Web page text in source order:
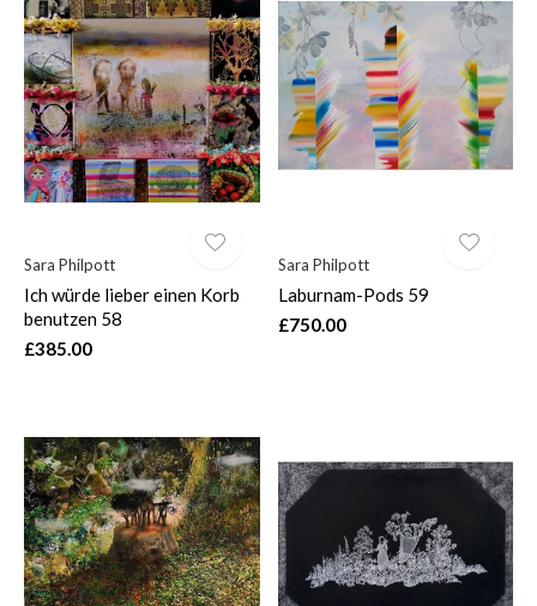
Sara Philpott
Ich würde lieber einen Korb
benutzen 58
£385.00
Sara Philpott
Laburnam-Pods 59
£750.00